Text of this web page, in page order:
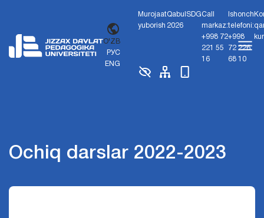
O'ZB
РУС
ENG
Murojaat
yuborish
Qabul
2026
SDGCall
markaz:
+998 72
221 55
16
Ishonch
telefoni:
+998
72 226
68 10
Ochiq darslar 2022-2023